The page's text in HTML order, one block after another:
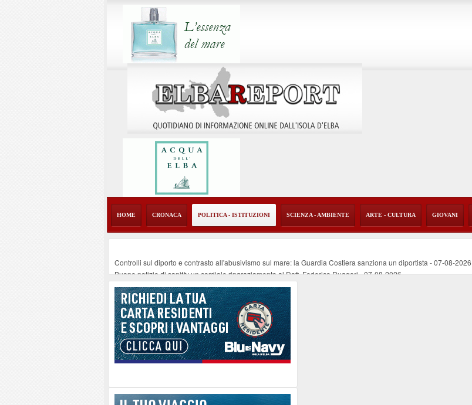
HOME CRONACA POLITICA - ISTITUZIONI SCIENZA - AMBIENTE ARTE - CULTURA GIOVANI
Controlli sul diporto e contrasto all'abusivismo sul mare: la Guardia Costiera sanziona un diportista -07-08-2026
Buone notizie di sanità: un cordiale ringraziamento al Dott. Federico Ruggeri-07-08-2026
Altiero Spinelli e Ursula Hirschmann all'Elba: riaffiora una testimonianza del 1966
Capoliveri, potenziata la pulizia dei bordi stradali-07-08-2026
Marina di Campo tra i porti interessati dal nuovo piano dell'Autorità portuale regionale